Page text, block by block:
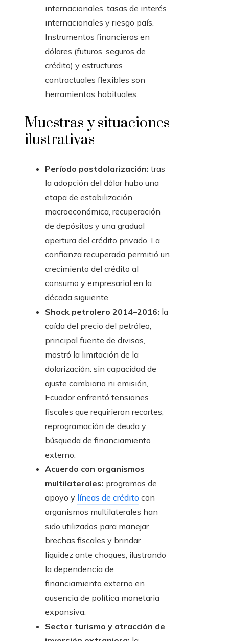
internacionales, tasas de interés
internacionales y riesgo país.
Instrumentos financieros en
dólares (futuros, seguros de
crédito) y estructuras
contractuales flexibles son
herramientas habituales.
Muestras y situaciones
ilustrativas
Período postdolarización: tras
la adopción del dólar hubo una
etapa de estabilización
macroeconómica, recuperación
de depósitos y una gradual
apertura del crédito privado. La
confianza recuperada permitió un
crecimiento del crédito al
consumo y empresarial en la
década siguiente.
Shock petrolero 2014–2016: la
caída del precio del petróleo,
principal fuente de divisas,
mostró la limitación de la
dolarización: sin capacidad de
ajuste cambiario ni emisión,
Ecuador enfrentó tensiones
fiscales que requirieron recortes,
reprogramación de deuda y
búsqueda de financiamiento
externo.
Acuerdo con organismos
multilaterales: programas de
apoyo y líneas de crédito con
organismos multilaterales han
sido utilizados para manejar
brechas fiscales y brindar
liquidez ante choques, ilustrando
la dependencia de
financiamiento externo en
ausencia de política monetaria
expansiva.
Sector turismo y atracción de